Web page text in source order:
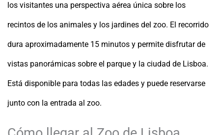
los visitantes una perspectiva aérea única sobre los
recintos de los animales y los jardines del zoo. El recorrido
dura aproximadamente 15 minutos y permite disfrutar de
vistas panorámicas sobre el parque y la ciudad de Lisboa.
Está disponible para todas las edades y puede reservarse
junto con la entrada al zoo.